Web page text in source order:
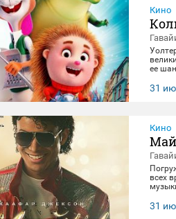
Кино
ее
31
Кино
всех
31